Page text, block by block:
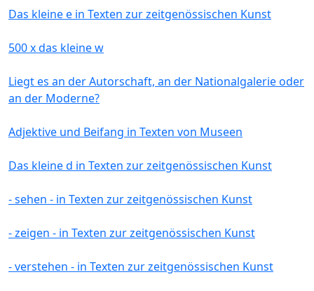
Das kleine e in Texten zur zeitgenössischen Kunst
500 x das kleine w
Liegt es an der Autorschaft, an der Nationalgalerie oder
an der Moderne?
Adjektive und Beifang in Texten von Museen
Das kleine d in Texten zur zeitgenössischen Kunst
- sehen - in Texten zur zeitgenössischen Kunst
- zeigen - in Texten zur zeitgenössischen Kunst
- verstehen - in Texten zur zeitgenössischen Kunst